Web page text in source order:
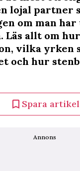
lojal partner
om man
Läs allt om
vilka yrken
och hur
Spara artikel
Annons